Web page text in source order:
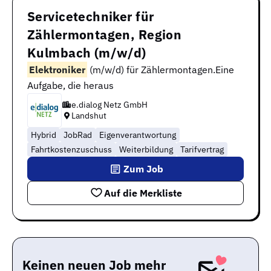
Servicetechniker für
Zählermontagen, Region
Kulmbach (m/w/d)
Elektroniker (m/w/d) für Zählermontagen.Eine
Aufgabe, die heraus
e.dialog Netz GmbH
Landshut
Hybrid
JobRad
Eigenverantwortung
Fahrtkostenzuschuss
Weiterbildung Tarifvertrag
Auf die Merkliste
Zum Job
Keinen neuen Job mehr